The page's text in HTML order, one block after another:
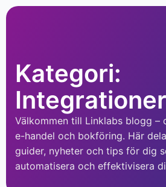
Kategori:
Integrationer
Välkommen till Linklabs blogg –
e-handel och bokföring. Här
guider, nyheter och tips för dig
automatisera och effektivisera